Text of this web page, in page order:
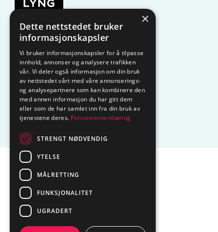
KAMPANJE Komfyrvakt
Belysning Lysstyring
Varmestyring Vannstopp
Frostsikring Smarthus – OP
Centrol
Sentralbord tlf.
Epost:
Org.nr.: NO 936 285 244 MVA
×
Dette nettstedet bruker
informasjonskapsler
Vi bruker informasjonskapsler for å tilpasse
innhold, annonser og analysere trafikken
vår. Vi deler også informasjon om din bruk
av nettstedet vårt med våre annonserings-
og analysepartnere som kan kombinere den
med annen informasjon du har gitt dem
eller som de har samlet inn fra din bruk av
tjenestene deres. Personvernerklæring
STRENGT NØDVENDIG
YTELSE
MÅLRETTING
FUNKSJONALITET
UGRADERT